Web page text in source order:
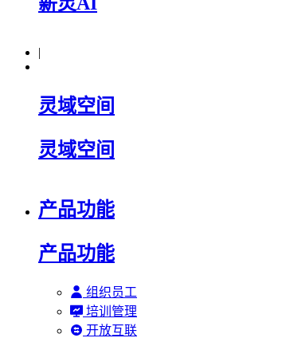
|
灵域空间
灵域空间
产品功能
产品功能
组织员工
培训管理
开放互联